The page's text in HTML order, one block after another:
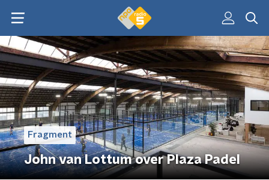
Fragment
John van Lottum over Plaza Padel